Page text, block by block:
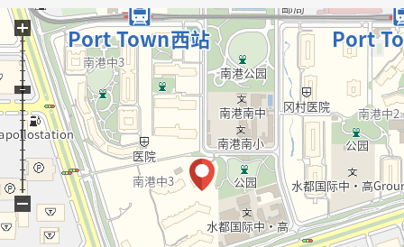
○ 超市松下南码头店步行7分钟(约500m)
○ 药妆店LIFORT南码头店步行8分钟(约620m)
○ 住之江南码头中的邮局步行7分钟(约540m)
○ 南码头Minami小学步行2分钟(约110m)
○ 南港南中学步行2分钟(约110m)
+
−